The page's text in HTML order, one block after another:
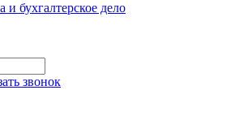
и бухгалтерское дело
звонок